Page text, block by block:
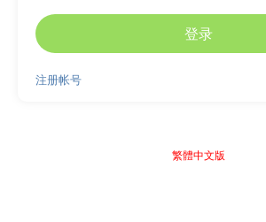
登录
注册帐号
繁體中文版